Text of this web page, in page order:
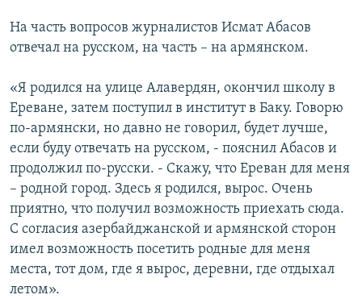
На часть вопросов журналистов Исмат Абасов
отвечал на русском, на часть – на армянском.
«Я родился на улице Алавердян, окончил школу в
Ереване, затем поступил в институт в Баку. Говорю
по-армянски, но давно не говорил, будет лучше,
если буду отвечать на русском, - пояснил Абасов и
продолжил по-русски. - Скажу, что Ереван для меня
– родной город. Здесь я родился, вырос. Очень
приятно, что получил возможность приехать сюда.
С согласия азербайджанской и армянской сторон
имел возможность посетить родные для меня
места, тот дом, где я вырос, деревни, где отдыхал
летом».